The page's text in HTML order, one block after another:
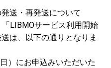
送・再発送について
「LIBMOサービス利用開始
は、以下の通りとなりま
）にお申込みいただいた